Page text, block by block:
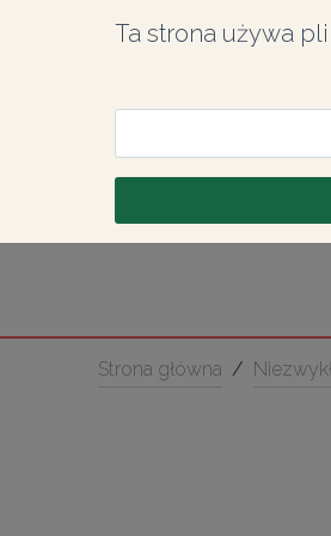
Ta strona używa
Strona główna /